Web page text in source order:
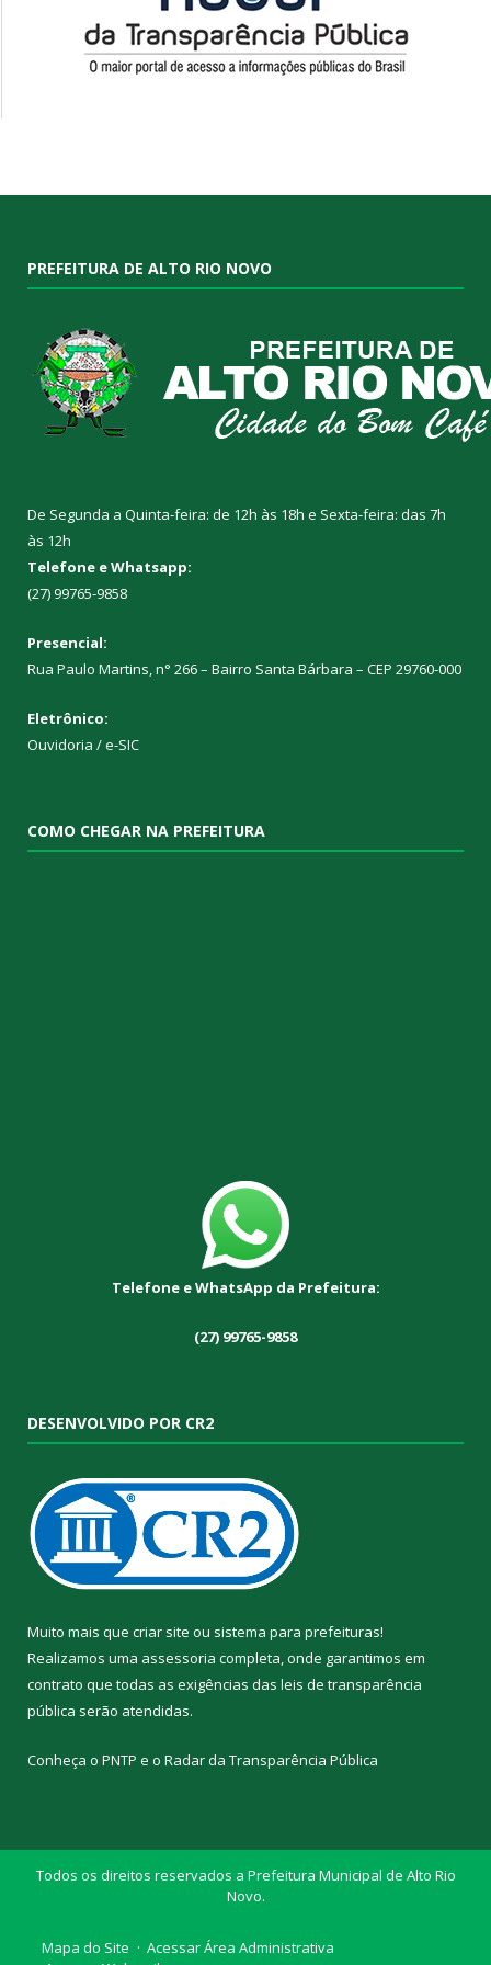
PREFEITURA DE ALTO RIO NOVO
De Segunda a Quinta-feira: de 12h às 18h e Sexta-feira: das 7h
às 12h
Telefone e Whatsapp:
(27) 99765-9858
Presencial:
Rua Paulo Martins, n° 266 – Bairro Santa Bárbara – CEP 29760-000
Eletrônico:
Ouvidoria /e-SIC
COMO CHEGAR NA PREFEITURA
Telefone e WhatsApp da Prefeitura:
(27) 99765-9858
DESENVOLVIDO POR CR2
Muito mais que criar site ou sistema para prefeituras!
Realizamos uma assessoria completa, onde garantimos em
contrato que todas as exigências das leis de transparência
pública serão atendidas.
Conheça o PNTP e o Radar da Transparência Pública
Todos os direitos reservados a Prefeitura Municipal de Alto Rio
Novo.
Mapa do Site
Acessar Área Administrativa